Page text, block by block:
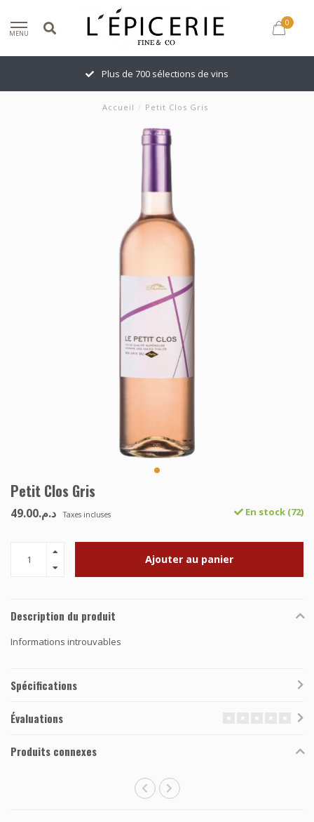
MENU
0
Plus de 700 sélections de vins
Accueil / Petit Clos Gris
Petit Clos Gris
د.م.49.00 Taxes incluses En stock (72)
Ajouter au panier
Description du produit
Informations introuvables
Spécifications
Évaluations
Produits connexes